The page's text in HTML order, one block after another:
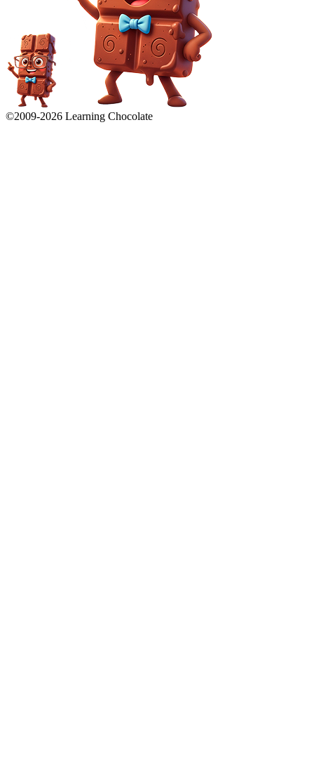
©2009-2026 Learning Chocolate